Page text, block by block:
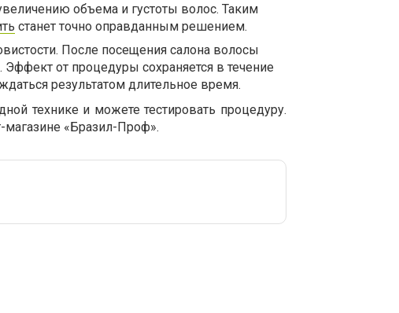
объема и густоты волос. Таким
станет точно оправданным решением.
После посещения салона волосы
от процедуры сохраняется в течение
результатом длительное время.
технике и можете тестировать процедуру.
магазине «Бразил-Проф».